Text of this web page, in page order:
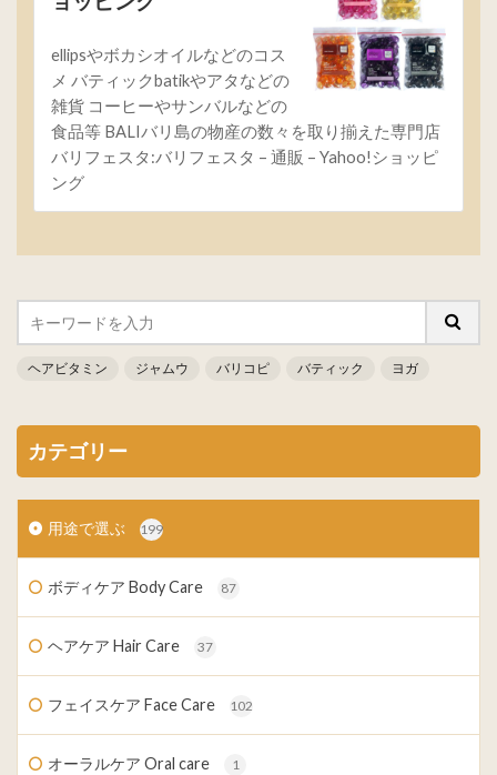
ellipsやボカシオイルなどのコス
メ バティックbatikやアタなどの
雑貨 コーヒーやサンバルなどの
食品等 BALIバリ島の物産の数々を取り揃えた専門店
バリフェスタ:バリフェスタ – 通販 – Yahoo!ショッピ
ング
ヘアビタミン ジャムウ バリコピ バティック ヨガ
カテゴリー
用途で選ぶ 199
ボディケア Body Care 87
ヘアケア Hair Care 37
フェイスケア Face Care 102
オーラルケア Oral care 1